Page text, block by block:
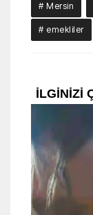
# Mersin
# emekliler